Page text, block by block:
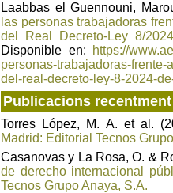
Laabbas el Guennouni,
las personas trabajadoras
del Real Decreto-Ley 8/
Disponible en:
https://
personas-trabajadoras-
del-real-decreto-ley-8-2024-
Publicacions
Torres López, M. A. et al.
Madrid: Editorial Tecnos
Casanovas y La Rosa, O. &
de derecho internacional
Tecnos Grupo Anaya, S.A.